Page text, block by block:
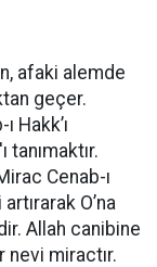
afaki alemde
geçer.
Hakk’ı
Cenab-ı
O’na
Allah canibine
miractır.